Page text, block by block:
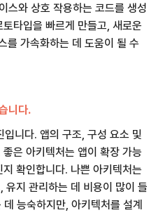
스와 상호 작용하는 코드를 생성
타입을 빠르게 만들고, 새로운
를 가속화하는 데 도움이 될 수
니다.
니다. 앱의 구조, 구성 요소 및
은 아키텍처는 앱이 확장 가능
확인합니다. 나쁜 아키텍처는
유지 관리하는 데 비용이 많이 들
능숙하지만, 아키텍처를 설계